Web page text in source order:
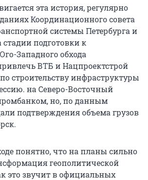
эта история, регулярно
Координационного совета
системы Петербурга и
подготовки к
Западного обхода
ВТБ и Нацпроектстрой
строительству инфраструктуры
на Северо-Восточный
но, по данным
подтверждения объема грузов
понятно, что на планы сильно
геополитической
это звучит в официальных